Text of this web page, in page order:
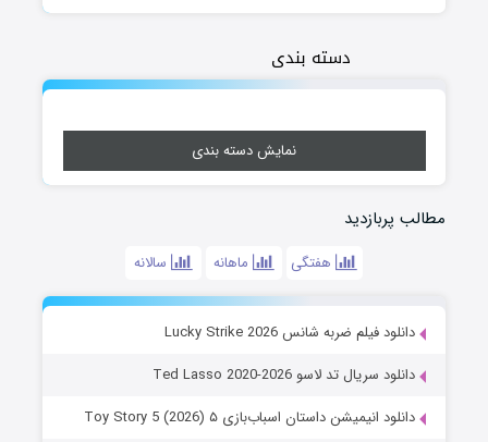
دسته بندی
نمایش دسته بندی
مطالب پربازدید
هفتگی ماهانه سالانه
دانلود فیلم ضربه شانس Lucky Strike 2026
دانلود سریال تد لاسو Ted Lasso 2020-2026
دانلود انیمیشن داستان اسباب‌بازی ۵ Toy Story 5 (2026)